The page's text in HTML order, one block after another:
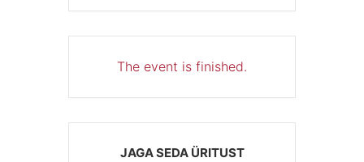
The event is finished.
JAGA SEDA ÜRITUST